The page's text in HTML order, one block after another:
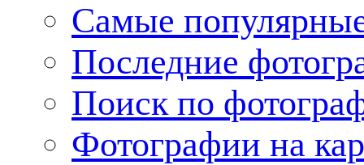
Cамые
Последние
Поиск по
Фотографии на